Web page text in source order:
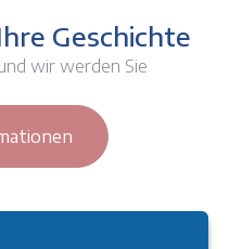
Geschichte
wir werden Sie